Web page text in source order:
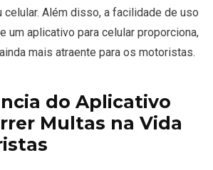
Além disso, a facilidade de uso
um aplicativo para celular proporciona,
mais atraente para os motoristas.
do Aplicativo
Multas na Vida